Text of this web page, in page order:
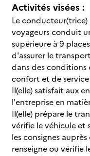
Activités visées :
Le
voyageurs conduit
supérieure à 9
d'assurer le
dans des conditions
confort et de
Il(elle) satisfait aux
l'entreprise en
Il(elle) prépare le
vérifie le véhicule et
les consignes
renseigne ou vérifie